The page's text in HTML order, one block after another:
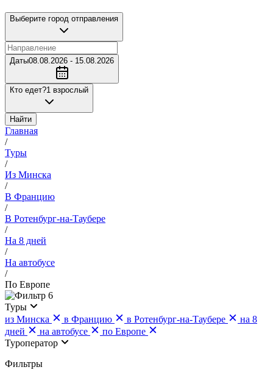
Выберите город отправления
Даты08.08.2026 - 15.08.2026
Кто едет?1 взрослый
Найти
Главная
/
Туры
/
Из Минска
/
В Францию
/
В Ротенбург-на-Таубере
/
На 8 дней
/
На автобусе
/
По Европе
6
Туры
из Минска
в Францию в Ротенбург-на-Таубере
на 8
дней
на автобусе
по Европе
Туроператор
Фильтры